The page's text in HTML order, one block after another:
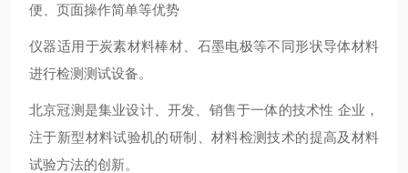
便、页面操作简单等优势
仪器适用于炭素材料棒材、石墨电极等不同形状导体材料
进行检测测试设备。
北京冠测是集业设计、开发、销售于一体的技术性 企业，
注于新型材料试验机的研制、材料检测技术的提高及材料
试验方法的创新。